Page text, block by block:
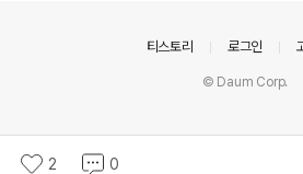
2 0
티스토리 로그인
© Daum Corp.